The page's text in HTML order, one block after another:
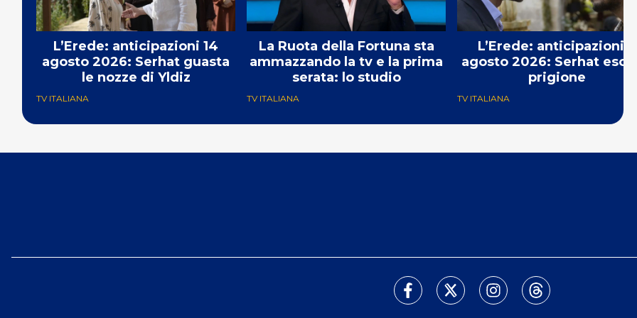
L’Erede: anticipazioni 14
agosto 2026: Serhat guasta
le nozze di Yldiz
TV ITALIANA
La Ruota della Fortuna sta
ammazzando la tv e la prima
serata: lo studio
TV ITALIANA
L’Erede: anticipazioni 7
agosto 2026: Serhat esce
prigione
TV ITALIANA